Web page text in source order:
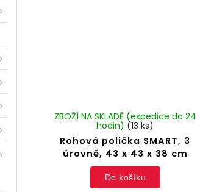
Rohová polička SMART, 3
úrovně, 43 x 43 x 38 cm
ZBOŽÍ NA SKLADĚ (expedice do 24
hodin) (13 ks)
Do košíku